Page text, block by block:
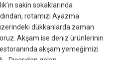
sakin sokaklarında
rotamızı Ayazma
dükkanlarda zaman
Akşam ise deniz ürünlerinin
akşam yemeğimizi